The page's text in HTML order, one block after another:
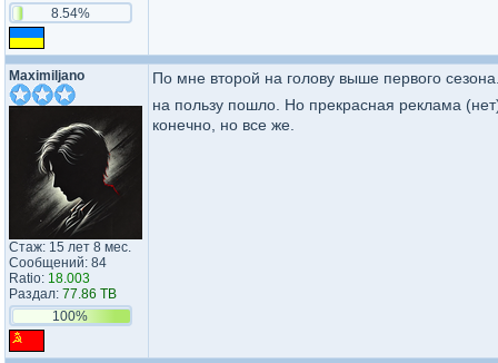
8.54%
Maximiljano
Стаж: 15 лет 8 мес.
Сообщений: 84
Ratio: 18.003
Раздал: 77.86 TB
100%
По мне второй на голову выше первого
на пользу пошло. Но прекрасная реклама
конечно, но все же.